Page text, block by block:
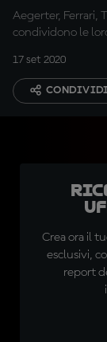
Aegerter, Ferrari,
condividono le
17 set 2020
Crea ora il
esclusivi,
report